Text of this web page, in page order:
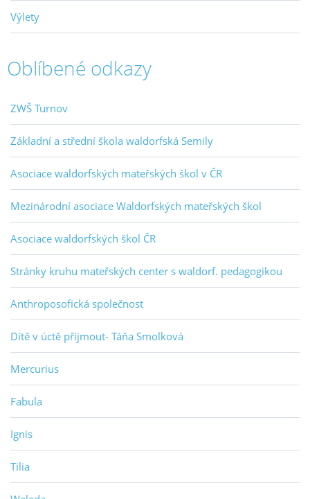
Výlety
Oblíbené odkazy
ZWŠ Turnov
Základní a střední škola waldorfská Semily
Asociace waldorfských mateřských škol v ČR
Mezinárodní asociace Waldorfských mateřských škol
Asociace waldorfských škol ČR
Stránky kruhu mateřských center s waldorf. pedagogikou
Anthroposofická společnost
Dítě v úctě přijmout- Táňa Smolková
Mercurius
Fabula
Ignis
Tilia